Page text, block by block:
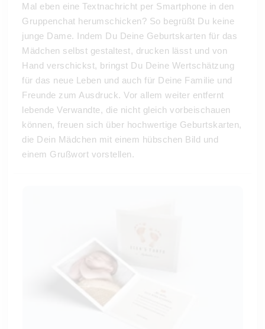
Mal eben eine Textnachricht per Smartphone in den
Gruppenchat herumschicken? So begrüßt Du keine
junge Dame. Indem Du Deine Geburtskarten für das
Mädchen selbst gestaltest, drucken lässt und von
Hand verschickst, bringst Du Deine Wertschätzung
für das neue Leben und auch für Deine Familie und
Freunde zum Ausdruck. Vor allem weiter entfernt
lebende Verwandte, die nicht gleich vorbeischauen
können, freuen sich über hochwertige Geburtskarten,
die Dein Mädchen mit einem hübschen Bild und
einem Grußwort vorstellen.